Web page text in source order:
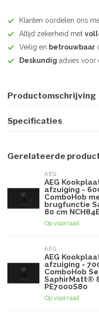
Klanten oordelen ons
Altijd zekerheid met
Veilig en betrouwbaar
Deskundig advies voor
Productomschrijving
Specificaties
Gerelateerde
AEG
AEG
afzuiging -
ComboHob
brugfunctie
80 cm
Op voorraad
AEG
AEG
afzuiging -
ComboHob
SaphirMatt®
PE7000S80
Op voorraad